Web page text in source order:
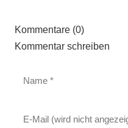
Kommentare (0)
Kommentar schreiben